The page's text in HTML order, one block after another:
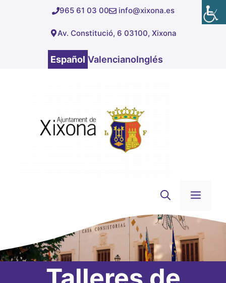
965 61 03 00 info@xixona.es
Av. Constitució, 6 03100, Xixona
Español ValencianoInglés